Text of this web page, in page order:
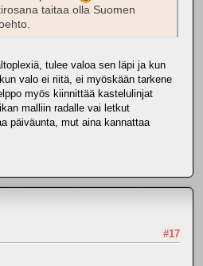
taitaa olla Suomen
tulee valoa sen läpi ja kun
valo ei riitä, ei myöskään tarkene
myös kiinnittää kastelulinjat
malliin radalle vai letkut
päiväunta, mut aina kannattaa
#17